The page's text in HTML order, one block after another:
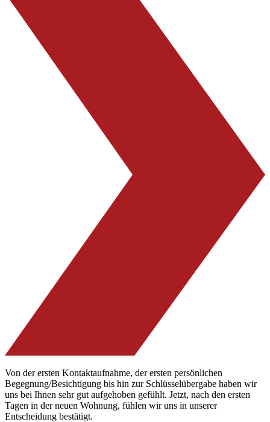
Von der ersten Kontaktaufnahme, der ersten persönlichen
Begegnung/Besichtigung bis hin zur Schlüsselübergabe haben wir
uns bei Ihnen sehr gut aufgehoben gefühlt. Jetzt, nach den ersten
Tagen in der neuen Wohnung, fühlen wir uns in unserer
Entscheidung bestätigt.